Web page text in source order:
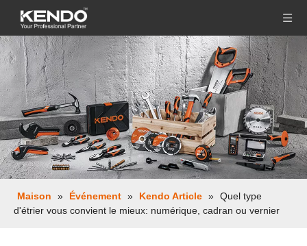
Maison » Événement » Kendo Article » Quel type
d'étrier vous convient le mieux: numérique, cadran ou vernier